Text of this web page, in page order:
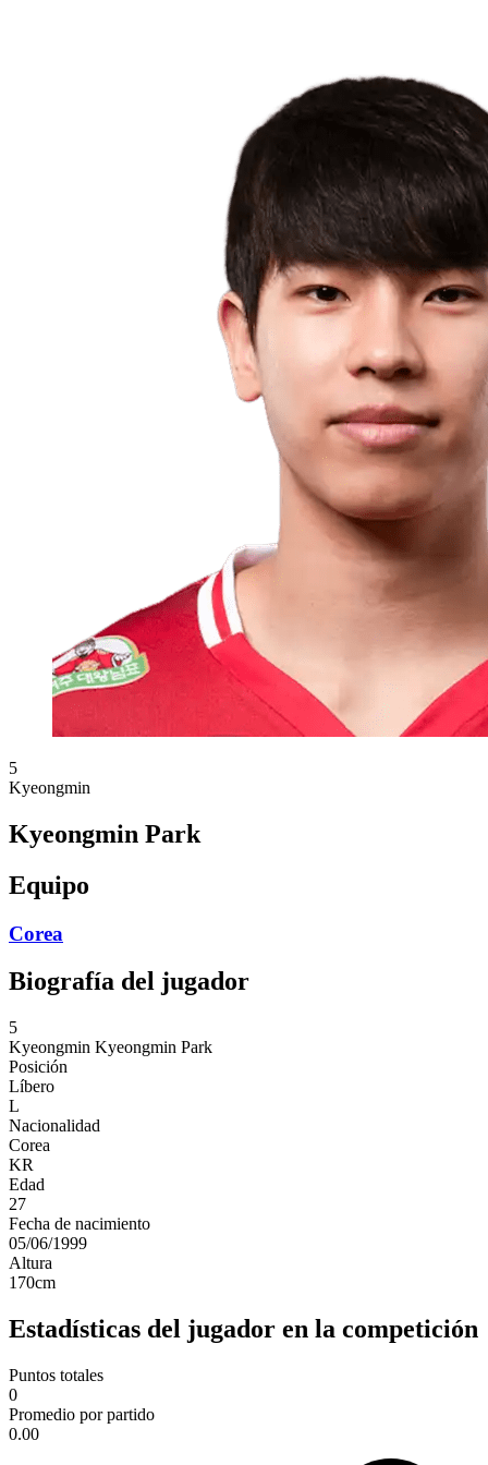
5
Kyeongmin
Kyeongmin Park
Equipo
Corea
Biografía del jugador
5
Kyeongmin Kyeongmin Park
Posición
Líbero
L
Nacionalidad
Corea
KR
Edad
27
Fecha de nacimiento
05/06/1999
Altura
170cm
Estadísticas del jugador en la competición
Puntos totales
0
Promedio por partido
0.00